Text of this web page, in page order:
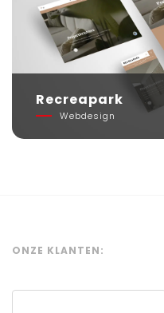
Recreapark
Webdesign
ONZE KLANTEN: